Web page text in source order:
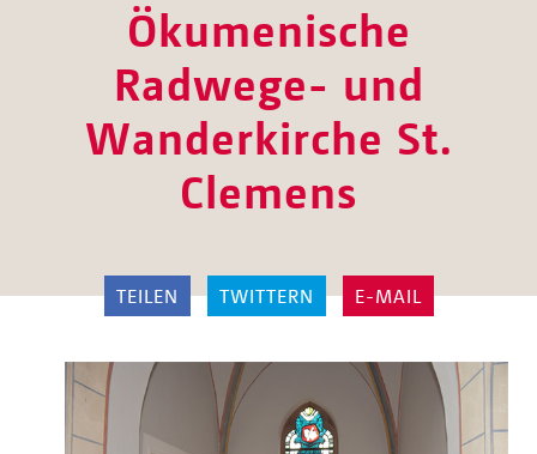
Ökumenische
Radwege- und
Wanderkirche St.
Clemens
TEILEN TWITTERN E-MAIL